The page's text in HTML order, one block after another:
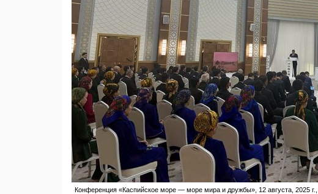
Конференция «Каспийское море — море мира и дружбы», 12 августа, 2025